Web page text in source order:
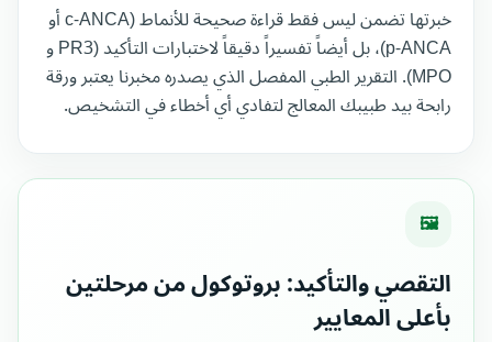
خبرتها تضمن ليس فقط قراءة صحيحة للأنماط (c-ANCA أو
p-ANCA)، بل أيضاً تفسيراً دقيقاً لاختبارات التأكيد (PR3 و
MPO). التقرير الطبي المفصل الذي يصدره مخبرنا يعتبر ورقة
رابحة بيد طبيبك المعالج لتفادي أي أخطاء في التشخيص.
🖼
التقصي والتأكيد: بروتوكول من مرحلتين
بأعلى المعايير